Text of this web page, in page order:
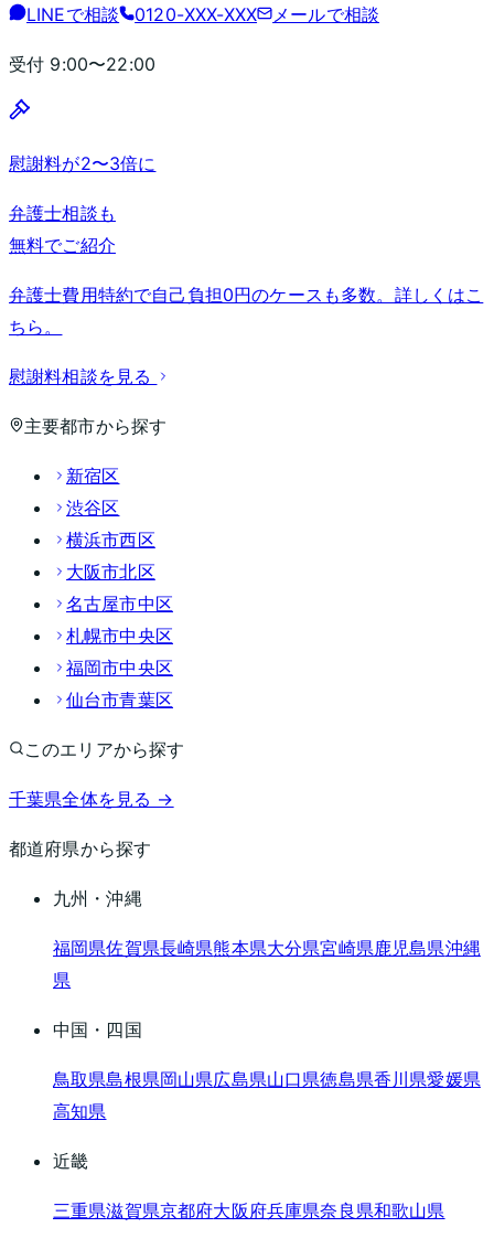
LINEで相談 0120-XXX-XXX メールで相談
受付 9:00〜22:00
慰謝料が2〜3倍に
弁護士相談も
無料でご紹介
弁護士費用特約で自己負担0円のケースも多数。詳しくはこ
ちら。
慰謝料相談を見る
主要都市から探す
新宿区
渋谷区
横浜市西区
大阪市北区
名古屋市中区
札幌市中央区
福岡市中央区
仙台市青葉区
このエリアから探す
千葉県全体を見る →
都道府県から探す
九州・沖縄
福岡県佐賀県長崎県熊本県大分県宮崎県鹿児島県沖縄
県
中国・四国
鳥取県島根県岡山県広島県山口県徳島県香川県愛媛県
高知県
近畿
三重県滋賀県京都府大阪府兵庫県奈良県和歌山県